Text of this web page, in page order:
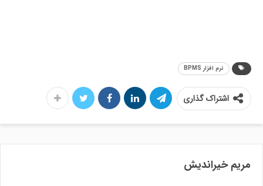
نرم افزار BPMS
اشتراک گذاری
مریم خیراندیش